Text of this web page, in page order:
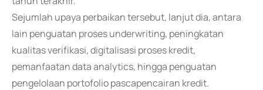
Sejumlah upaya perbaikan tersebut, lanjut dia, antara
lain penguatan proses underwriting, peningkatan
kualitas verifikasi, digitalisasi proses kredit,
pemanfaatan data analytics, hingga penguatan
pengelolaan portofolio pascapencairan kredit.